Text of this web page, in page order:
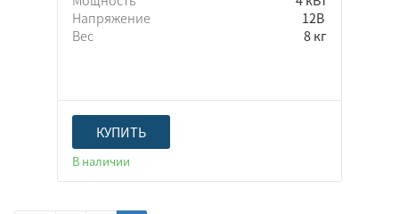
Напряжение
12В
Вес
8 кг
КУПИТЬ
В наличии